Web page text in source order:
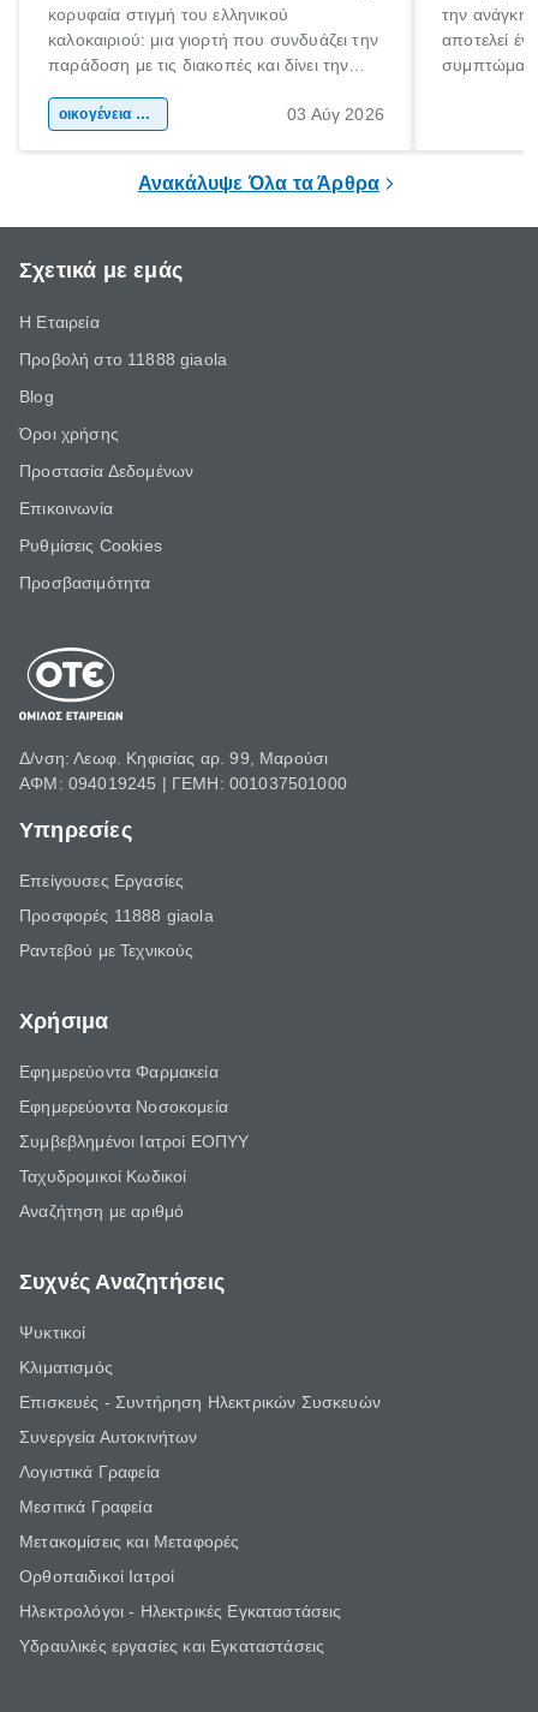
κορυφαία στιγμή του ελληνικού
καλοκαιριού: μια γιορτή που συνδυάζει την
παράδοση με τις διακοπές και δίνει την
χώρας. Είτε πρόκειται για λίγες μέρες
οικογένεια & παιδί 03 Αύγ 2026
την ανάγκη
αποτελεί
Ανακάλυψε Όλα τα Άρθρα
Σχετικά με εμάς
Η Εταιρεία
Προβολή στο 11888 giaola
Blog
Όροι χρήσης
Προστασία Δεδομένων
Επικοινωνία
Ρυθμίσεις Cookies
Προσβασιμότητα
Δ/νση: Λεωφ. Κηφισίας αρ. 99, Μαρούσι
ΑΦΜ: 094019245 | ΓΕΜΗ: 001037501000
Υπηρεσίες
Επείγουσες Εργασίες
Προσφορές 11888 giaola
Ραντεβού με Τεχνικούς
Χρήσιμα
Εφημερεύοντα Φαρμακεία
Εφημερεύοντα Νοσοκομεία
Συμβεβλημένοι Ιατροί ΕΟΠΥΥ
Ταχυδρομικοί Κωδικοί
Αναζήτηση με αριθμό
Συχνές Αναζητήσεις
Ψυκτικοί
Κλιματισμός
Επισκευές - Συντήρηση Ηλεκτρικών Συσκευών
Συνεργεία Αυτοκινήτων
Λογιστικά Γραφεία
Μεσιτικά Γραφεία
Μετακομίσεις και Μεταφορές
Ορθοπαιδικοί Ιατροί
Ηλεκτρολόγοι - Ηλεκτρικές Εγκαταστάσεις
Υδραυλικές εργασίες και Εγκαταστάσεις